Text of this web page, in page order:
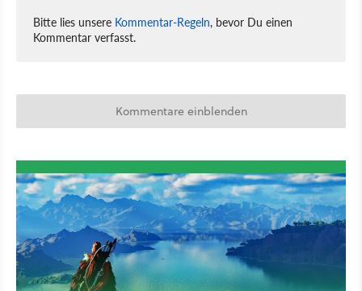
Bitte lies unsere Kommentar-Regeln, bevor Du einen
Kommentar verfasst.
Kommentare einblenden